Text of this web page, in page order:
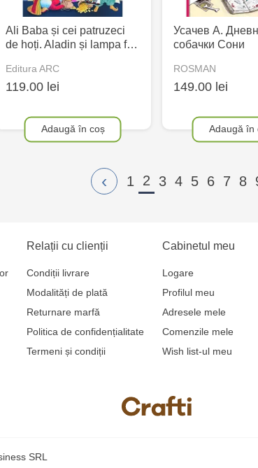
Ali Baba și cei patruzeci
de hoți. Aladin și lampa f…
Editura ARC
119.00 lei
Adaugă în coș
Усачев А.
собачки Сони
ROSMAN
149.00 lei
Adaugă în
‹ 1 2 3 4 5 6 7 8
Relații cu clienții
Condiții livrare
Modalități de plată
Returnare marfă
Politica de confidențialitate
Termeni și condiții
Cabinetul meu
Logare
Profilul meu
Adresele mele
Comenzile mele
Wish list-ul meu
SRL